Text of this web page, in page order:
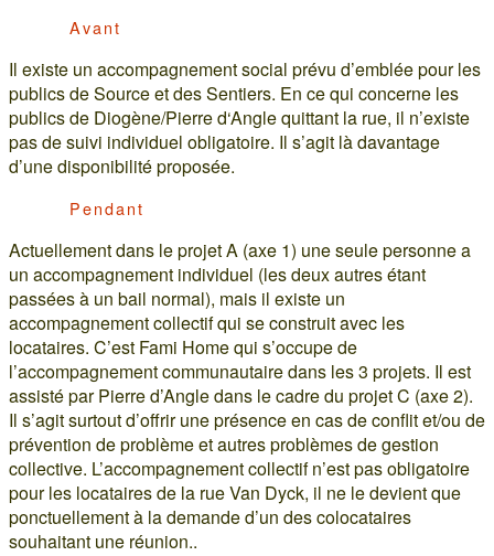
Avant
Il existe un accompagnement social prévu d’emblée pour les
publics de Source et des Sentiers. En ce qui concerne les
publics de Diogène/Pierre d‘Angle quittant la rue, il n’existe
pas de suivi individuel obligatoire. Il s’agit là davantage
d’une disponibilité proposée.
Pendant
Actuellement dans le projet A (axe 1) une seule personne a
un accompagnement individuel (les deux autres étant
passées à un bail normal), mais il existe un
accompagnement collectif qui se construit avec les
locataires. C’est Fami Home qui s’occupe de
l’accompagnement communautaire dans les 3 projets. Il est
assisté par Pierre d’Angle dans le cadre du projet C (axe 2).
Il s’agit surtout d’offrir une présence en cas de conflit et/ou de
prévention de problème et autres problèmes de gestion
collective. L’accompagnement collectif n’est pas obligatoire
pour les locataires de la rue Van Dyck, il ne le devient que
ponctuellement à la demande d’un des colocataires
souhaitant une réunion..